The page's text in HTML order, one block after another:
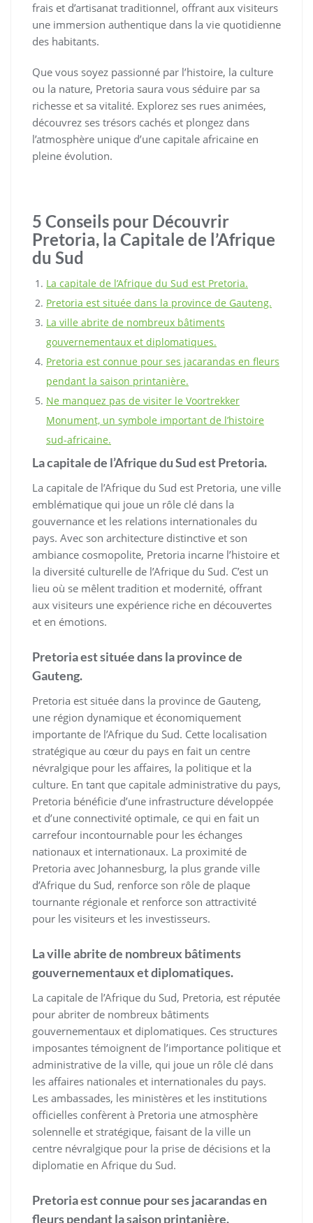
frais et d’artisanat traditionnel, offrant aux visiteurs
une immersion authentique dans la vie quotidienne
des habitants.
Que vous soyez passionné par l’histoire, la culture
ou la nature, Pretoria saura vous séduire par sa
richesse et sa vitalité. Explorez ses rues animées,
découvrez ses trésors cachés et plongez dans
l’atmosphère unique d’une capitale africaine en
pleine évolution.
5 Conseils pour Découvrir
Pretoria, la Capitale de l’Afrique
du Sud
La capitale de l’Afrique du Sud est Pretoria.
Pretoria est située dans la province de Gauteng.
La ville abrite de nombreux bâtiments
gouvernementaux et diplomatiques.
Pretoria est connue pour ses jacarandas en fleurs
pendant la saison printanière.
Ne manquez pas de visiter le Voortrekker
Monument, un symbole important de l’histoire
sud-africaine.
La capitale de l’Afrique du Sud est Pretoria.
La capitale de l’Afrique du Sud est Pretoria, une ville
emblématique qui joue un rôle clé dans la
gouvernance et les relations internationales du
pays. Avec son architecture distinctive et son
ambiance cosmopolite, Pretoria incarne l’histoire et
la diversité culturelle de l’Afrique du Sud. C’est un
lieu où se mêlent tradition et modernité, offrant
aux visiteurs une expérience riche en découvertes
et en émotions.
Pretoria est située dans la province de
Gauteng.
Pretoria est située dans la province de Gauteng,
une région dynamique et économiquement
importante de l’Afrique du Sud. Cette localisation
stratégique au cœur du pays en fait un centre
névralgique pour les affaires, la politique et la
culture. En tant que capitale administrative du pays,
Pretoria bénéficie d’une infrastructure développée
et d’une connectivité optimale, ce qui en fait un
carrefour incontournable pour les échanges
nationaux et internationaux. La proximité de
Pretoria avec Johannesburg, la plus grande ville
d’Afrique du Sud, renforce son rôle de plaque
tournante régionale et renforce son attractivité
pour les visiteurs et les investisseurs.
La ville abrite de nombreux bâtiments
gouvernementaux et diplomatiques.
La capitale de l’Afrique du Sud, Pretoria, est réputée
pour abriter de nombreux bâtiments
gouvernementaux et diplomatiques. Ces structures
imposantes témoignent de l’importance politique et
administrative de la ville, qui joue un rôle clé dans
les affaires nationales et internationales du pays.
Les ambassades, les ministères et les institutions
officielles confèrent à Pretoria une atmosphère
solennelle et stratégique, faisant de la ville un
centre névralgique pour la prise de décisions et la
diplomatie en Afrique du Sud.
Pretoria est connue pour ses jacarandas en
fleurs pendant la saison printanière.